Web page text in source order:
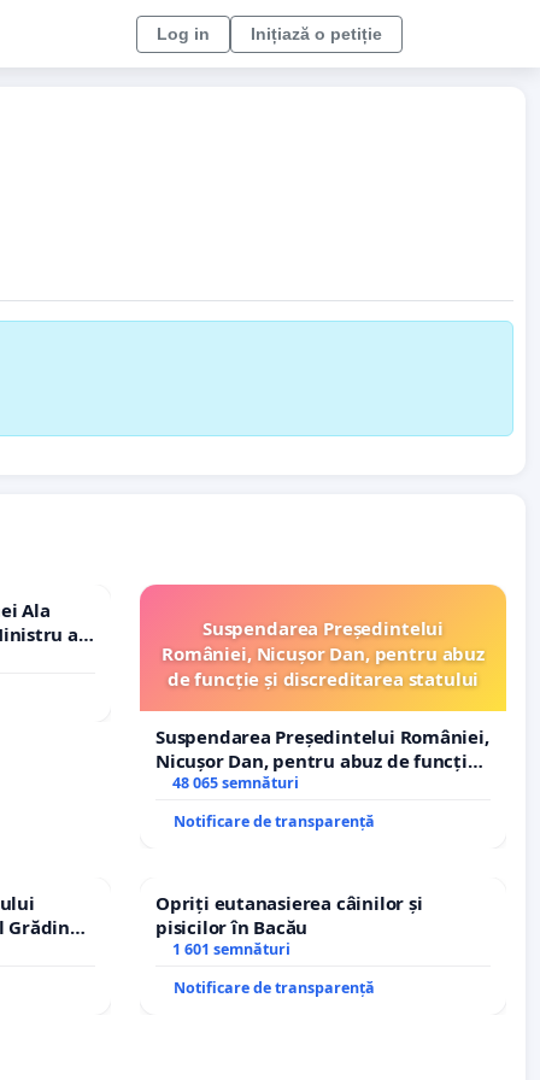
Log in Inițiază o petiție
Ala
al
Suspendarea Președintelui
României, Nicușor Dan, pentru abuz
de funcție și discreditarea statului
Suspendarea Președintelui României,
Nicușor Dan, pentru abuz de funcție
și discreditarea statului
48 065 semnături
Notificare de transparență
Grădina
Opriți eutanasierea câinilor și
pisicilor în Bacău
1 601 semnături
Notificare de transparență